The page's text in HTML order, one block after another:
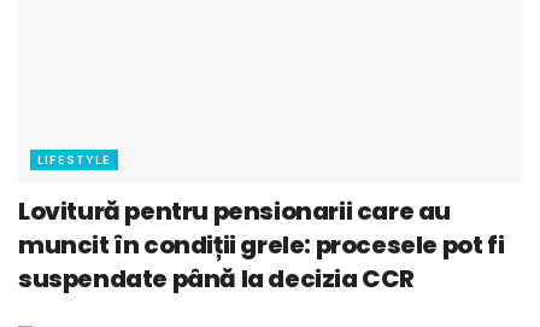
LIFESTYLE
Lovitură pentru pensionarii care au
muncit în condiții grele: procesele pot fi
suspendate până la decizia CCR